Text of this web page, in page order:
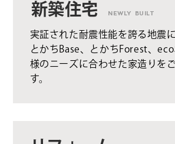
新築住宅 NEWLY BUILT
実証された耐震性能を誇る地震
とかちBase、とかちForest、
様のニーズに合わせた家造りを
す。